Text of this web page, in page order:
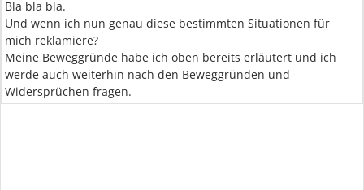
Bla bla bla.
Und wenn ich nun genau diese bestimmten Situationen für
mich reklamiere?
Meine Beweggründe habe ich oben bereits erläutert und ich
werde auch weiterhin nach den Beweggründen und
Widersprüchen fragen.